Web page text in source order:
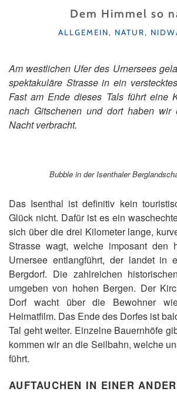
Dem Himmel so
KATEGORIEN
ALLGEMEIN, NATUR,
Am westlichen Ufer des Urnersees
spektakuläre Strasse in ein
Fast am Ende dieses Tals führt eine
nach Gitschenen und dort haben wir
Nacht verbracht.
Bubble in der Isenthaler
Das Isenthal ist definitiv kein
Glück nicht. Dafür ist es ein
sich über die drei Kilometer lange,
Strasse wagt, welche imposant den
Urnersee entlangführt, der landet in
Bergdorf. Die zahlreichen
umgeben von hohen Bergen. Der
Dorf wacht über die Bewohner
Heimatfilm. Das Ende des Dorfes ist
Tal geht weiter. Einzelne Bauernhöfe
kommen wir an die Seilbahn, welche
führt.
AUFTAUCHEN IN EINER